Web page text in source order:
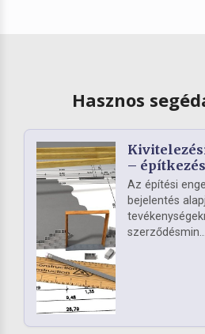
Hasznos
–
Az építési
bejelentés
szerződésmin...